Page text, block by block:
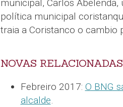
municipal, Carlos
política municipal
traia a Coristanco o cambio
NOVAS RELACIONADAS
Febreiro 2017: O BNG
alcalde